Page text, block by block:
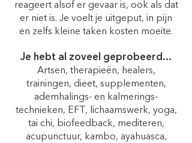
reageert alsof er gevaar is, ook als dat
er niet is. Je voelt je uitgeput, in pijn
en zelfs kleine taken kosten moeite.
Je hebt al zoveel geprobeerd...
Artsen, therapieën, healers,
trainingen, dieet, supplementen,
ademhalings- en kalmerings-
technieken, EFT, lichaamswerk, yoga,
tai chi, biofeedback, mediteren,
acupunctuur, kambo, ayahuasca,